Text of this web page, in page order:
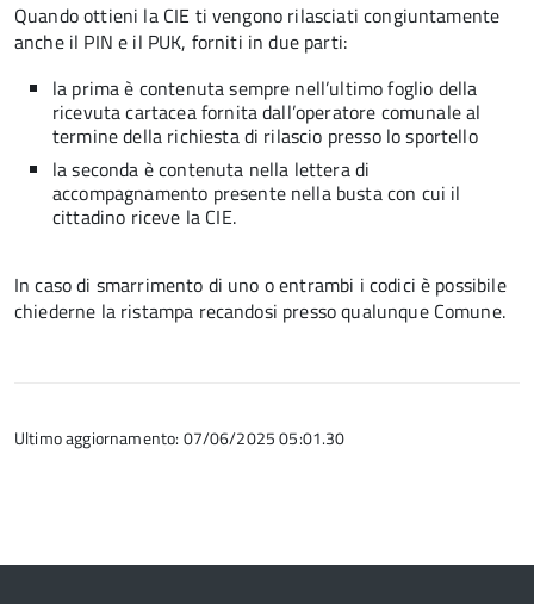
Quando ottieni la CIE ti vengono rilasciati congiuntamente
anche il PIN e il PUK, forniti in due parti:
la prima è contenuta sempre nell’ultimo foglio della
ricevuta cartacea fornita dall’operatore comunale al
termine della richiesta di rilascio presso lo sportello
la seconda è contenuta nella lettera di
accompagnamento presente nella busta con cui il
cittadino riceve la CIE.
In caso di smarrimento di uno o entrambi i codici è possibile
chiederne la ristampa recandosi presso qualunque Comune.
Ultimo aggiornamento: 07/06/2025 05:01.30